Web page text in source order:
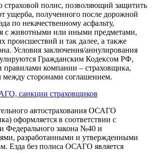
полис, позволяющий защитить
ущерба, полученного после дорожной
по некачественному асфальту,
с животными или иными предметами,
происшествий и так далее, а также
Условия заключения/аннулирования
Гражданским Кодексом РФ,
правилами компании – страховщика,
между сторонами соглашением.
санкции страховщиков
автострахования ОСАГО
оформляется в соответствии с
Федерального закона №40 и
разработанными и утвержденными
Езда без полиса ОСАГО является